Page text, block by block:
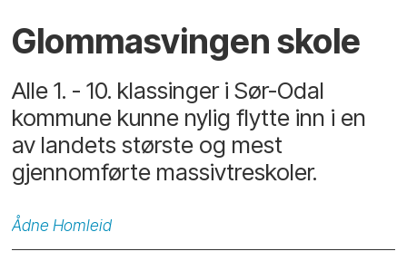
Glommasvingen skole
Alle 1. - 10. klassinger i Sør-Odal
kommune kunne nylig flytte inn i en
av landets største og mest
gjennomførte massivtreskoler.
Ådne Homleid